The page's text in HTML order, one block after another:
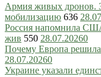
Армия живых дронов.
мобилизацию 636
Россия напомнила
жив 550 28.07.20260
Почему Европа
28.07.20260
Украине указали